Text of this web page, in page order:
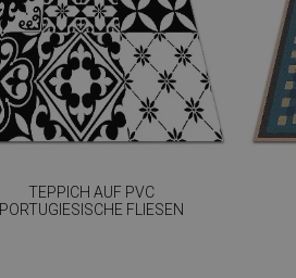
TEPPICH AUF PVC
PORTUGIESISCHE FLIESEN